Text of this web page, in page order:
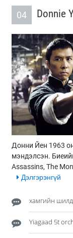
04 Donnie
Донни Йен 1963
мэндэлсэн.
Assassins, The
Дэлгэрэнгүй
хамгийн
Yiagaad 5t